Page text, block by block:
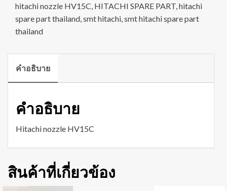
hitachi nozzle HV15C, HITACHI SPARE PART,hitachi
spare part thailand,smt hitachi,smt hitachi spare part
thailand
คำอธิบาย
คำอธิบาย
Hitachi nozzle HV15C
สินค้าที่เกี่ยวข้อง